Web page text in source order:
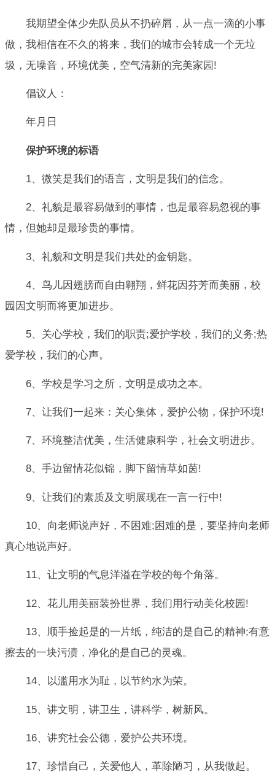
我期望全体少先队员从不扔碎屑，从一点一滴的小事
做，我相信在不久的将来，我们的城市会转成一个无垃
圾，无噪音，环境优美，空气清新的完美家园!
倡议人：
年月日
保护环境的标语
1、微笑是我们的语言，文明是我们的信念。
2、礼貌是最容易做到的事情，也是最容易忽视的事
情，但她却是最珍贵的事情。
3、礼貌和文明是我们共处的金钥匙。
4、鸟儿因翅膀而自由翱翔，鲜花因芬芳而美丽，校
园因文明而将更加进步。
5、关心学校，我们的职责;爱护学校，我们的义务;热
爱学校，我们的心声。
6、学校是学习之所，文明是成功之本。
7、让我们一起来：关心集体，爱护公物，保护环境!
7、环境整洁优美，生活健康科学，社会文明进步。
8、手边留情花似锦，脚下留情草如茵!
9、让我们的素质及文明展现在一言一行中!
10、向老师说声好，不困难;困难的是，要坚持向老师
真心地说声好。
11、让文明的气息洋溢在学校的每个角落。
12、花儿用美丽装扮世界，我们用行动美化校园!
13、顺手捡起是的一片纸，纯洁的是自己的精神;有意
擦去的一块污渍，净化的是自己的灵魂。
14、以滥用水为耻，以节约水为荣。
15、讲文明，讲卫生，讲科学，树新风。
16、讲究社会公德，爱护公共环境。
17、珍惜自己，关爱他人，革除陋习，从我做起。